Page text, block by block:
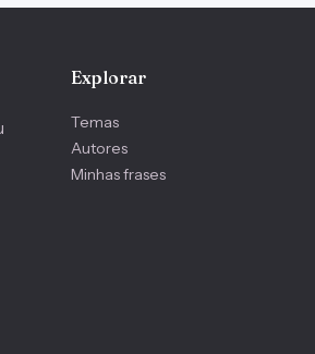
Explorar
Temas
Autores
Minhas frases